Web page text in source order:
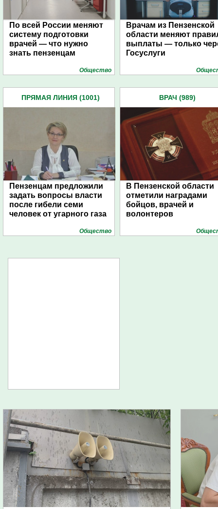
По всей России меняют
систему подготовки
врачей — что нужно
знать пензенцам
Общество
Врачам из Пензенской
области меняют
выплаты — только
Госуслуги
ПРЯМАЯ ЛИНИЯ (1001)
Пензенцам предложили
задать вопросы власти
после гибели семи
человек от угарного газа
Общество
ВРАЧ (989)
В Пензенской области
отметили наградами
бойцов, врачей и
волонтеров